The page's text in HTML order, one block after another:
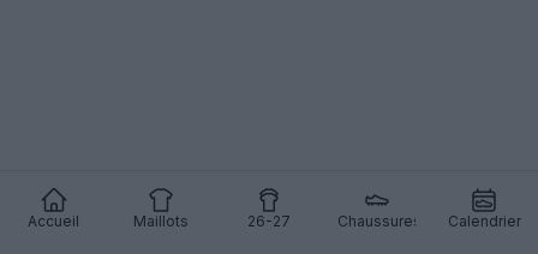
Accueil Maillots 26-27 Chaussures Calendrier